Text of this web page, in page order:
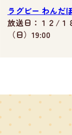
ラグビー わんだ
放送日：１２/１
（日）19:00